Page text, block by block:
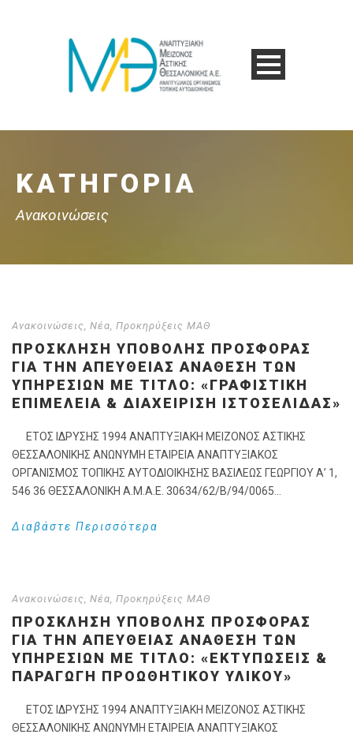
ΚΑΤΗΓΟΡΊΑ
Ανακοινώσεις
Ανακοινώσεις Νέα Προκηρύξεις ΜΑΘ
ΠΡΟΣΚΛΗΣΗ ΥΠΟΒΟΛΗΣ ΠΡΟΣΦΟΡΑΣ
ΓΙΑ ΤΗΝ ΑΠΕΥΘΕΊΑΣ ΑΝΆΘΕΣΗ ΤΩΝ
ΥΠΗΡΕΣΙΏΝ ΜΕ ΤΊΤΛΟ: «ΓΡΑΦΙΣΤΙΚΉ
ΕΠΙΜΈΛΕΙΑ & ΔΙΑΧΕΊΡΙΣΗ ΙΣΤΟΣΕΛΊΔΑΣ»
ΕΤΟΣ ΙΔΡΥΣΗΣ 1994 ΑΝΑΠΤΥΞΙΑΚΗ ΜΕΙΖΟΝΟΣ ΑΣΤΙΚΗΣ
ΘΕΣΣΑΛΟΝΙΚΗΣ ΑΝΩΝΥΜΗ ΕΤΑΙΡΕΙΑ ΑΝΑΠΤΥΞΙΑΚΟΣ
ΟΡΓΑΝΙΣΜΟΣ ΤΟΠΙΚΗΣ ΑΥΤΟΔΙΟΙΚΗΣΗΣ ΒΑΣΙΛΕΩΣ ΓΕΩΡΓΙΟΥ Α’ 1,
546 36 ΘΕΣΣΑΛΟΝΙΚΗ Α.Μ.Α.Ε. 30634/62/Β/94/0065...
Διαβάστε Περισσότερα
Ανακοινώσεις Νέα Προκηρύξεις ΜΑΘ
ΠΡΟΣΚΛΗΣΗ ΥΠΟΒΟΛΗΣ ΠΡΟΣΦΟΡΑΣ
ΓΙΑ ΤΗΝ ΑΠΕΥΘΕΊΑΣ ΑΝΆΘΕΣΗ ΤΩΝ
ΥΠΗΡΕΣΙΏΝ ΜΕ ΤΊΤΛΟ: «ΕΚΤΥΠΏΣΕΙΣ &
ΠΑΡΑΓΩΓΉ ΠΡΟΩΘΗΤΙΚΟΎ ΥΛΙΚΟΎ»
ΕΤΟΣ ΙΔΡΥΣΗΣ 1994 ΑΝΑΠΤΥΞΙΑΚΗ ΜΕΙΖΟΝΟΣ ΑΣΤΙΚΗΣ
ΘΕΣΣΑΛΟΝΙΚΗΣ ΑΝΩΝΥΜΗ ΕΤΑΙΡΕΙΑ ΑΝΑΠΤΥΞΙΑΚΟΣ